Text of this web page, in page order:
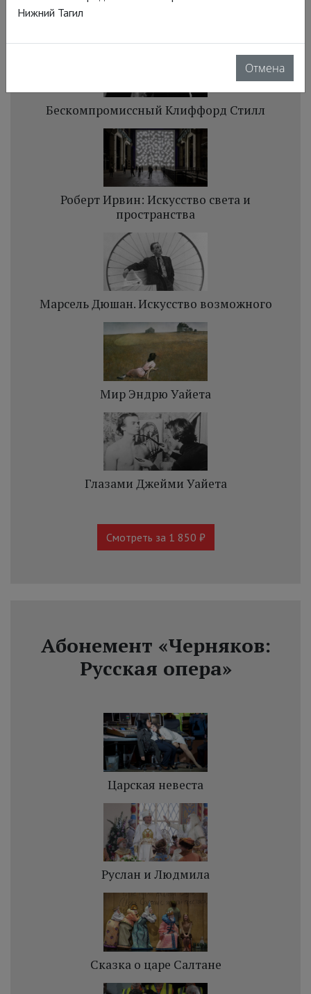
Бескомпромиссный Клиффорд Стилл
Роберт Ирвин: Искусство света и
пространства
Марсель Дюшан. Искусство возможного
Мир Эндрю Уайета
Глазами Джейми Уайета
Смотреть за 1 850 ₽
Абонемент «Черняков:
Русская опера»
Царская невеста
Руслан и Людмила
Сказка о царе Салтане
Нижний Тагил
Отмена